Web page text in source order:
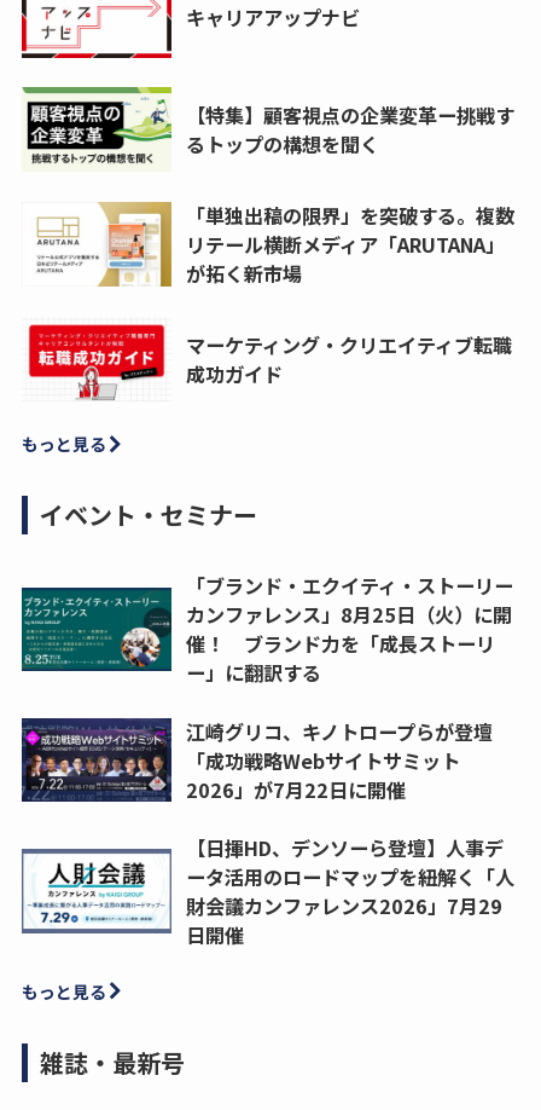
キャリアアップナビ
【特集】顧客視点の企業変革ー挑戦す
るトップの構想を聞く
「単独出稿の限界」を突破する。複数
リテール横断メディア「ARUTANA」
が拓く新市場
マーケティング・クリエイティブ転職
成功ガイド
もっと見る
イベント・セミナー
「ブランド・エクイティ・ストーリー
カンファレンス」8月25日（火）に開
催！ ブランド力を「成長ストーリ
ー」に翻訳する
江崎グリコ、キノトロープらが登壇
「成功戦略Webサイトサミット
2026」が7月22日に開催
【日揮HD、デンソーら登壇】人事デ
ータ活用のロードマップを紐解く「人
財会議カンファレンス2026」7月29
日開催
もっと見る
雑誌・最新号